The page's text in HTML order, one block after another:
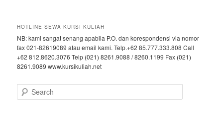
HOTLINE SEWA KURSI KULIAH
NB: kami sangat senang apabila P.O. dan korespondensi via nomor
fax 021-82619089 atau email kami. Telp.+62 85.777.333.808 Call
+62 812.8620.3076 Telp (021) 8261.9088 / 8260.1199 Fax (021)
8261.9089 www.kursikuliah.net
Search